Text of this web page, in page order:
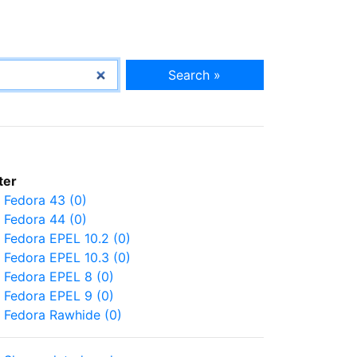
Search »
Fedora 43 (0)
Fedora 44 (0)
Fedora EPEL 10.2 (0)
Fedora EPEL 10.3 (0)
Fedora EPEL 8 (0)
Fedora EPEL 9 (0)
Fedora Rawhide (0)